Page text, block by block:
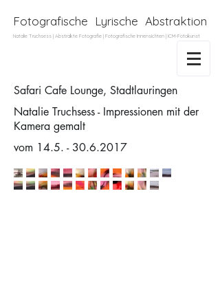
Fotografische Lyrische Abstraktion
Natalie Truchsess | Abstrakte Fotografie | Fotografische Innensichten | ICM-Fotokunst
Safari Cafe Lounge, Stadtlauringen
Natalie Truchsess - Impressionen mit der
Kamera gemalt
vom 14.5. - 30.6.2017